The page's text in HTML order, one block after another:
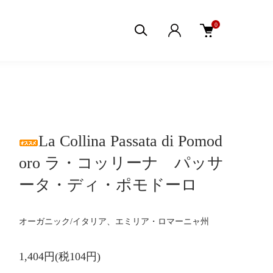
0
La Collina Passata di Pomod
oro ラ・コッリーナ パッサ
ータ・ディ・ポモドーロ
オーガニック/イタリア、エミリア・ロマーニャ州
1,404円(税104円)